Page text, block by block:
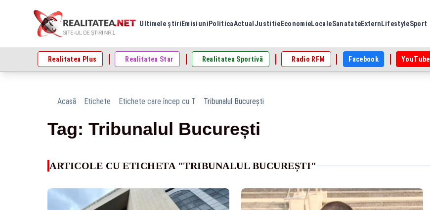
Ultimele știri Emisiuni PoliticaActual Justitie EconomieLocaleSanatateExtern LifestyleSport
Realitatea Plus Realitatea Star Realitatea Sportivă Radio RFM Facebook YouTube
Acasă Etichete Etichete care încep cu T Tribunalul București
Tag: Tribunalul București
ARTICOLE CU ETICHETA "TRIBUNALUL BUCUREȘTI"